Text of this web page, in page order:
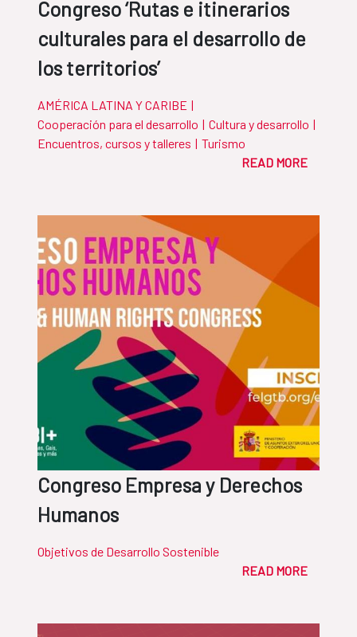
Congreso ‘Rutas e itinerarios
culturales para el desarrollo de
los territorios’
AMÉRICA LATINA Y CARIBE |
Cooperación para el desarrollo | Cultura y desarrollo |
Encuentros, cursos y talleres | Turismo
READ MORE
Congreso Empresa y Derechos
Humanos
Objetivos de Desarrollo Sostenible
READ MORE